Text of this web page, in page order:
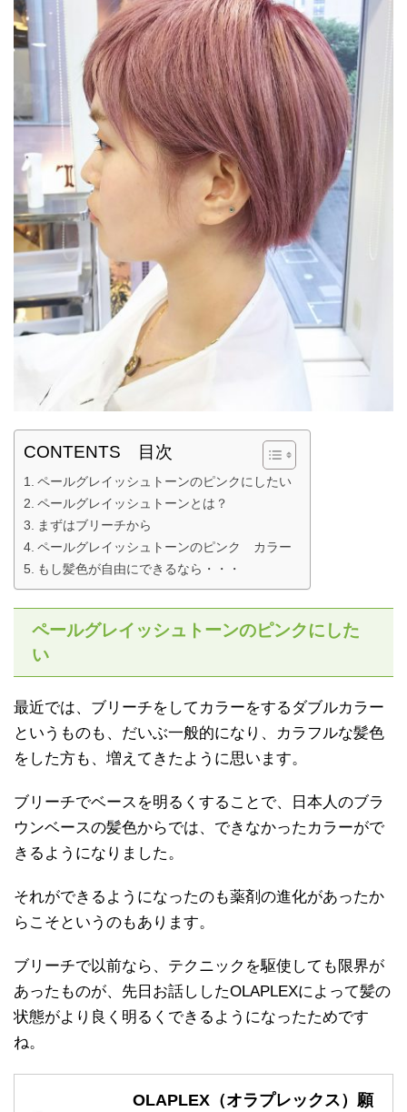
CONTENTS 目次
ペールグレイッシュトーンのピンクにしたい
ペールグレイッシュトーンとは？
まずはブリーチから
ペールグレイッシュトーンのピンク カラー
もし髪色が自由にできるなら・・・
ペールグレイッシュトーンのピンクにした
い
最近では、ブリーチをしてカラーをするダブルカラー
というものも、だいぶ一般的になり、カラフルな髪色
をした方も、増えてきたように思います。
ブリーチでベースを明るくすることで、日本人のブラ
ウンベースの髪色からでは、できなかったカラーがで
きるようになりました。
それができるようになったのも薬剤の進化があったか
らこそというのもあります。
ブリーチで以前なら、テクニックを駆使しても限界が
あったものが、先日お話ししたOLAPLEXによって髪の
状態がより良く明るくできるようになったためです
ね。
OLAPLEX（オラプレックス）願